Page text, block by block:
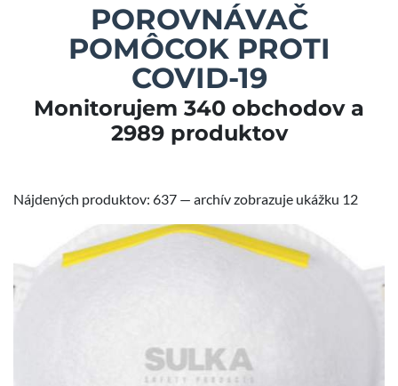
POROVNÁVAČ
POMÔCOK PROTI
COVID-19
Monitorujem 340 obchodov a
2989 produktov
Nájdených produktov: 637 — archív zobrazuje ukážku 12